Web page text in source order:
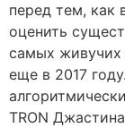
перед тем, как
оценить
самых живучих
еще в 2017
TRON